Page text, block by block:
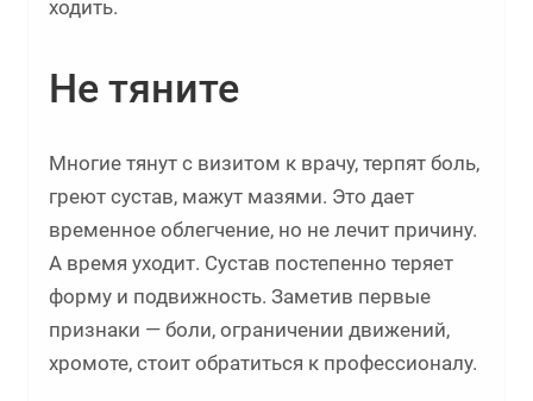
ходить.
Не тяните
Многие тянут с визитом к врачу, терпят боль,
греют сустав, мажут мазями. Это дает
временное облегчение, но не лечит причину.
А время уходит. Сустав постепенно теряет
форму и подвижность. Заметив первые
признаки — боли, ограничении движений,
хромоте, стоит обратиться к профессионалу.